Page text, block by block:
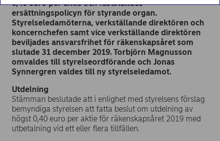
0,40 euro per aktie och fastställdes
ersättningspolicyn för styrande organ.
Styrelseledamöterna, verkställande direktören och
koncernchefen samt vice verkställande direktören
beviljades ansvarsfrihet för räkenskapsåret som
slutade 31 december 2019. Torbjörn Magnusson
omvaldes till styrelseordförande och Jonas
Synnergren valdes till ny styrelseledamot.
Utdelning
Stämman beslutade att i enlighet med styrelsens förslag
bemyndiga styrelsen att fatta beslut om utdelning av
högst 0,40 euro per aktie för räkenskapsåret 2019 med
utbetalning vid ett eller flera tillfällen.